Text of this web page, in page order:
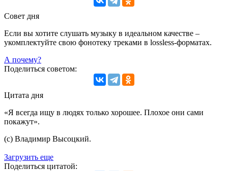
Совет дня
Если вы хотите слушать музыку в идеальном качестве –
укомплектуйте свою фонотеку треками в lossless-форматах.
А почему?
Поделиться советом:
Цитата дня
«Я всегда ищу в людях только хорошее. Плохое они сами
покажут».
(с) Владимир Высоцкий.
Загрузить еще
Поделиться цитатой: